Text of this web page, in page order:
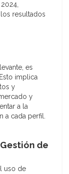
resultados
es
implica
y
y
a la
a cada perfil.
de
uso de